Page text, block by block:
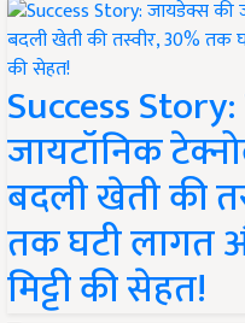
Success
जायटॉनिक
बदली खेती की
तक घटी लागत
मिट्टी की सेहत!